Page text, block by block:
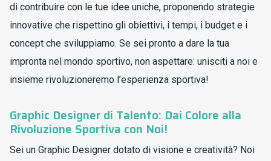
di contribuire con le tue idee uniche, proponendo strategie
innovative che rispettino gli obiettivi, i tempi, i budget e i
concept che sviluppiamo. Se sei pronto a dare la tua
impronta nel mondo sportivo, non aspettare: unisciti a noi e
insieme rivoluzioneremo l’esperienza sportiva!
Graphic Designer di Talento: Dai Colore alla
Rivoluzione Sportiva con Noi!
Sei un Graphic Designer dotato di visione e creatività? Noi